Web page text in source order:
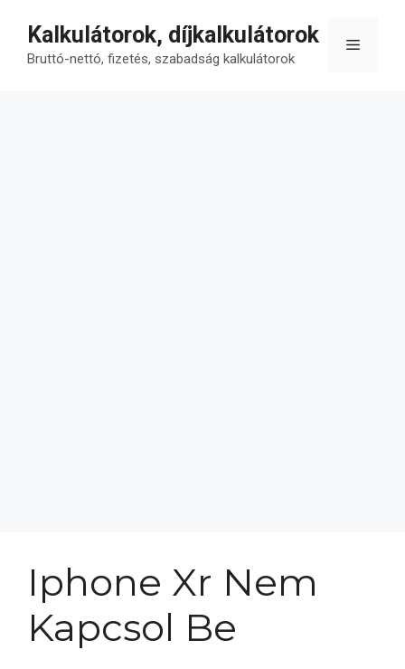
tartalomba
Kalkulátorok, díjkalkulátorok
Bruttó-nettó, fizetés, szabadság kalkulátorok
Menü
Iphone Xr Nem
Kapcsol Be